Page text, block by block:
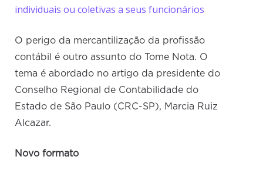
individuais ou coletivas a seus funcionários
O perigo da mercantilização da profissão
contábil é outro assunto do Tome Nota. O
tema é abordado no artigo da presidente do
Conselho Regional de Contabilidade do
Estado de São Paulo (CRC-SP), Marcia Ruiz
Alcazar.
Novo formato